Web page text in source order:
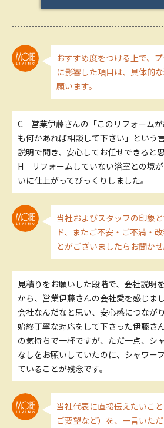
おすすめ度をつける上で、
に影響した項目は、具体的
願います。
C 営業伊藤さんの「このリフォームが
も何かあれば相談して下さい」という
説明で聞き、安心してお任せできると
H リフォームしていない浴室との境
いに仕上がってびっくりしました。
当社およびスタッフの印象
ド、またご不安・ご不満・
とがございましたらお聞か
見積りをお願いした段階で、会社説明
から、営業伊藤さんの会社愛を感じま
会社なんだなと思い、安心感につなが
始終丁寧な対応をして下さった伊藤さ
の気持ちで一杯ですが、ただ一点、シ
なしをお願いしていたのに、シャワー
ていることが残念です。
当社代表に直接伝えたいこ
ご要望など）を、一言いただ